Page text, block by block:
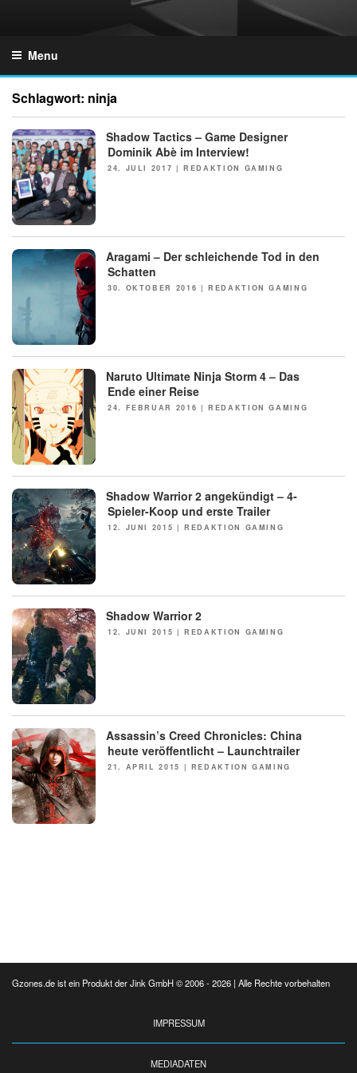
Menu
Schlagwort: ninja
Shadow Tactics – Game Designer
Dominik Abè im Interview!
POSTED
24. JULI 2017 |REDAKTION GAMING
Aragami – Der schleichende Tod in den
Schatten
POSTED
30. OKTOBER 2016 |REDAKTION GAMING
Naruto Ultimate Ninja Storm 4 – Das
Ende einer Reise
POSTED
24. FEBRUAR 2016 |REDAKTION GAMING
NEWS
Shadow Warrior 2 angekündigt – 4-
Spieler-Koop und erste Trailer
POSTED
12. JUNI 2015 |REDAKTION GAMING
Shadow Warrior 2
POSTED
12. JUNI 2015 |REDAKTION GAMING
NEWS
Assassin’s Creed Chronicles: China
heute veröffentlicht – Launchtrailer
POSTED
21. APRIL 2015 | REDAKTION GAMING
Gzones.de ist ein Produkt der Jink GmbH © 2006 - 2026 | Alle Rechte vorbehalten
IMPRESSUM
MEDIADATEN